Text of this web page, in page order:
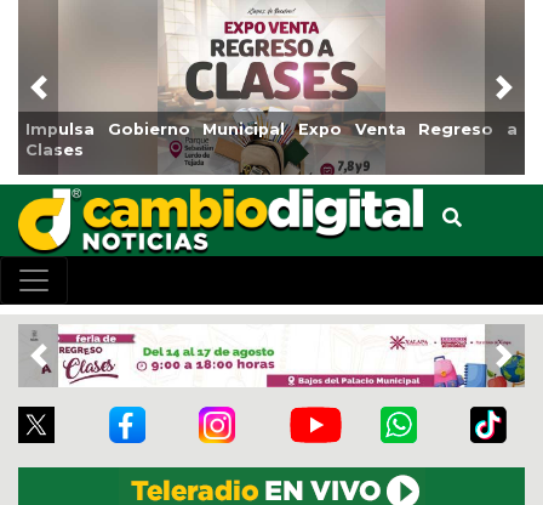
Regreso a
Reabrirá Coatzacoalcos la Alberca
Centro
Previous
Previous